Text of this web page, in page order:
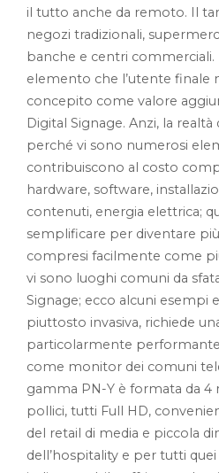
il tutto anche da remoto. Il
negozi tradizionali,
banche e centri commerciali.
elemento che l’utente finale
concepito come valore
Digital Signage. Anzi, la
perché vi sono numerosi
contribuiscono al costo
hardware, software,
contenuti, energia elettrica;
semplificare per diventare
compresi facilmente come
vi sono luoghi comuni da
Signage; ecco alcuni esempi
piuttosto invasiva, richiede
particolarmente
come monitor dei comuni
gamma PN-Y è formata da 4
pollici, tutti Full HD,
del retail di media e piccola
dell’hospitality e per tutti